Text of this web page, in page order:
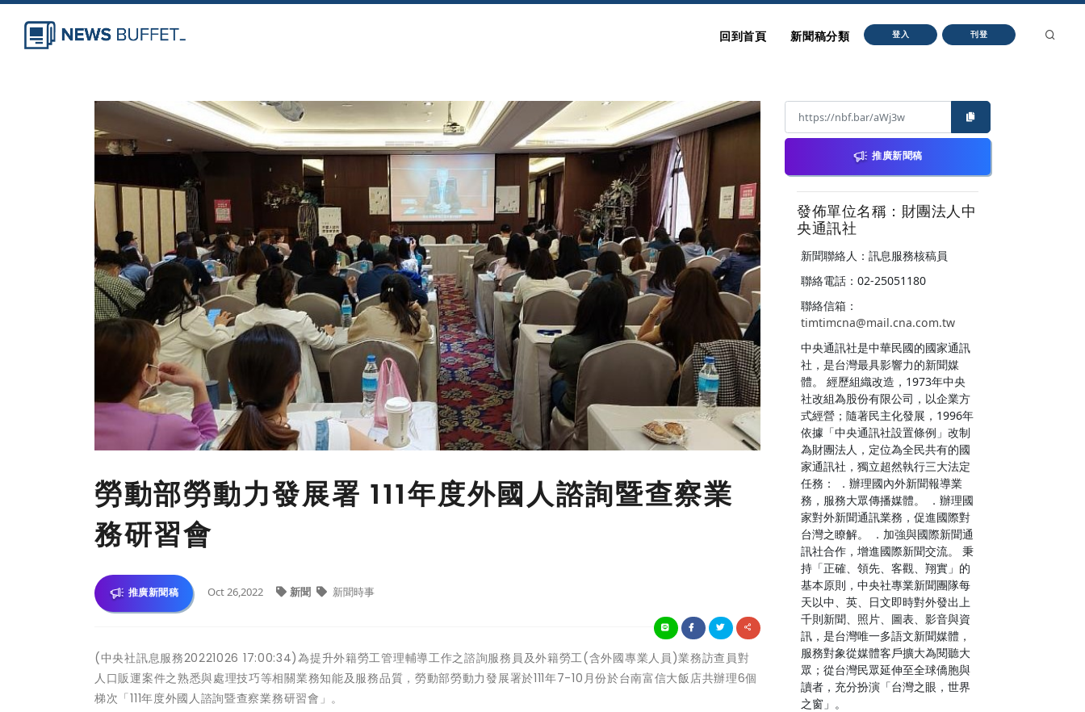
回到首頁 新聞稿分類 登入 刊登
勞動部勞動力發展署 111年度外國人諮詢暨查察業
務研習會
推廣新聞稿 Oct 26,2022 新聞 新聞時事
(中央社訊息服務20221026 17:00:34)為提升外籍勞工管理輔導工作之諮詢服務員及外籍勞工(含外國專業人員)業務訪查員對
人口販運案件之熟悉與處理技巧等相關業務知能及服務品質，勞動部勞動力發展署於111年7-10月份於台南富信大飯店共辦理6個
梯次「111年度外國人諮詢暨查察業務研習會」。
推廣新聞稿
發佈單位名稱：財團法人中
央通訊社
新聞聯絡人：訊息服務核稿員
聯絡電話：02-25051180
聯絡信箱：
timtimcna@mail.cna.com.tw
中央通訊社是中華民國的國家通訊
社，是台灣最具影響力的新聞媒
體。 經歷組織改造，1973年中央
社改組為股份有限公司，以企業方
式經營；隨著民主化發展，1996年
依據「中央通訊社設置條例」改制
為財團法人，定位為全民共有的國
家通訊社，獨立超然執行三大法定
任務： ．辦理國內外新聞報導業
務，服務大眾傳播媒體。 ．辦理國
家對外新聞通訊業務，促進國際對
台灣之瞭解。 ．加強與國際新聞通
訊社合作，增進國際新聞交流。 秉
持「正確、領先、客觀、翔實」的
基本原則，中央社專業新聞團隊每
天以中、英、日文即時對外發出上
千則新聞、照片、圖表、影音與資
訊，是台灣唯一多語文新聞媒體，
服務對象從媒體客戶擴大為閱聽大
眾；從台灣民眾延伸至全球僑胞與
讀者，充分扮演「台灣之眼，世界
之窗」。